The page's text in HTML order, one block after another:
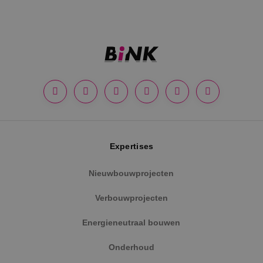
Expertises
Nieuwbouwprojecten
Verbouwprojecten
Energieneutraal bouwen
Onderhoud
VISITOR_PRIVACY_METADATA